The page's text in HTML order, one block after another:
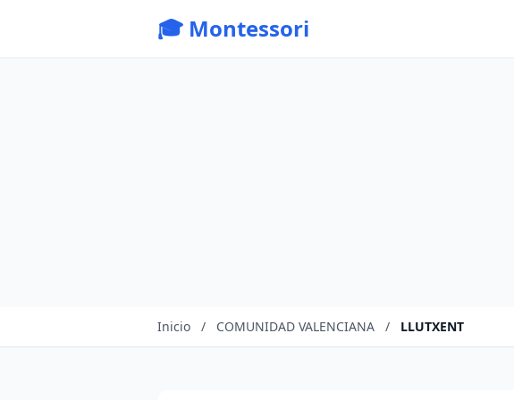
🎓 Montessori
Inicio / COMUNIDAD VALENCIANA / LLUTXENT